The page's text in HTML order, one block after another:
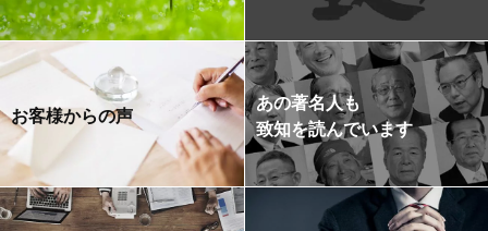
お客様からの声
あの著名人も
致知を読んでいます